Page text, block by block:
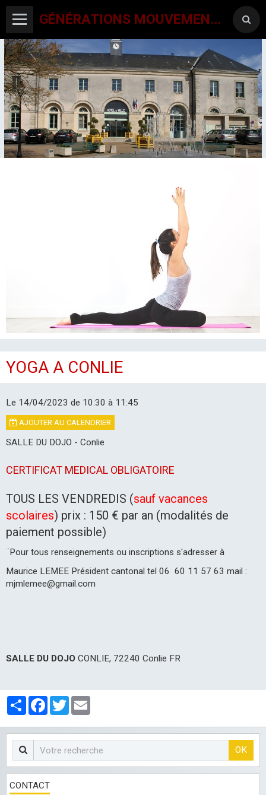
GÉNÉRATIONS MOUVEMENT INTERCLUBS CHAMPAGNE CONLINOISE
YOGA A CONLIE
Le 14/04/2023 de 10:30 à 11:45
AJOUTER AU CALENDRIER
SALLE DU DOJO - Conlie
CERTIFICAT MEDICAL OBLIGATOIRE
TOUS LES VENDREDIS (sauf vacances
scolaires) prix : 150 € par an (modalités de
paiement possible)
¨Pour tous renseignements ou inscriptions s'adresser à
Maurice LEMEE Président cantonal tel 06 60 11 57 63 mail :
mjmlemee@gmail.com
SALLE DU DOJO CONLIE, 72240 Conlie FR
PartagerFacebook
Twitter
OK
CONTACT